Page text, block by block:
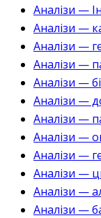
Аналізи —
Аналізи —
Аналізи —
Аналізи —
Аналізи —
Аналізи —
Аналізи —
Аналізи —
Аналізи —
Аналізи —
Аналізи —
Аналізи —